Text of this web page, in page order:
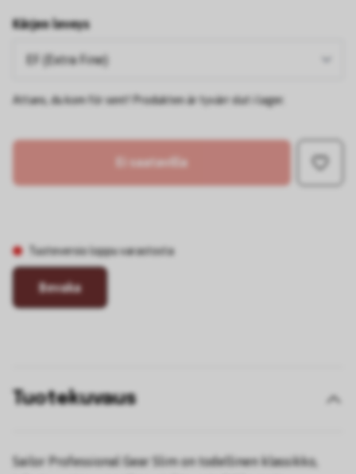
Kärjen leveys
Attans, du kom för sent! Produkten är tyvärr slut i lager.
Ei saatavilla
Tuoteversio loppu varastosta
Bevaka
Tuotekuvaus
Sailor Professional Gear Slim on todellinen klassikko,